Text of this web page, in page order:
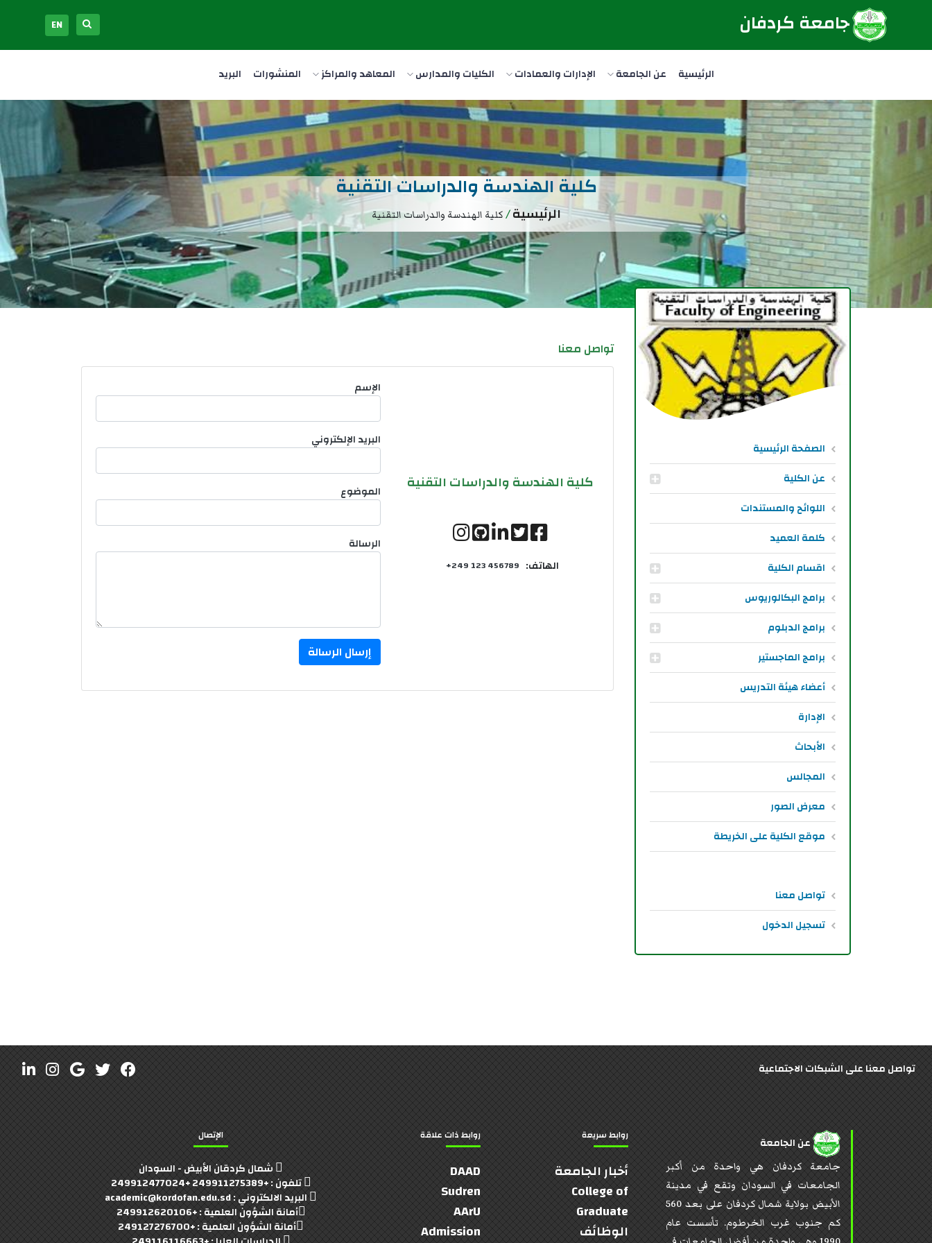
جامعة كردفان EN
الرئيسية عن الجامعة الإدارات والعمادات الكليات والمدارس المعاهد والمراكز المنشورات البريد
كلية الهندسة والدراسات التقنية
الرئيسية/كلية الهندسة والدراسات التقنية
الصفحة الرئيسية
عن الكلية
اللوائح والمستندات
كلمة العميد
اقسام الكلية
برامج البكالوريوس
برامج الدبلوم
برامج الماجستير
أعضاء هيئة التدريس
الإدارة
الأبحاث
المجالس
معرض الصور
موقع الكلية على الخريطة
تواصل معنا
تسجيل الدخول
تواصل معنا
كلية الهندسة والدراسات التقنية
الهاتف: +249 123 456789
الإسم
البريد الإلكتروني
الموضوع
الرسالة
تواصل معنا على الشبكات الاجتماعية
عن الجامعة
جامعة كردفان هي واحدة من أكبر
الجامعات في السودان وتقع في مدينة
الأبيض بولاية شمال كردفان على بعد 560
كم جنوب غرب الخرطوم. تأسست عام
روابط سريعة
أخبار الجامعة
College of
Graduate
الوظائف
روابط ذات علاقة
DAAD
Sudren
AArU
Admission
الإتصال
شمال كردقان الأبيض - السودان
تلفون : +249911275389 +249912477024
البريد الالكتروني : academic@kordofan.edu.sd
أمانة الشؤون العلمية : +249912620106
أمانة الشؤون العلمية : +249127276700